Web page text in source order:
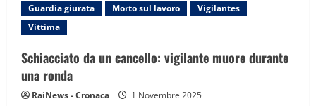
Guardia giurata
Morto sul lavoro
Vigilantes
Vittima
Schiacciato da un cancello: vigilante muore durante
una ronda
RaiNews - Cronaca 1 Novembre 2025